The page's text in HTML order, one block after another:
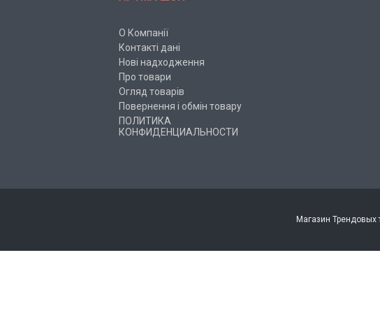
О Компанії
Контакті дані
Нові надходження
Про товари
Огляд товарів
Повернення і обмін товару
ПОЛИТИКА
КОНФИДЕНЦИАЛЬНОСТИ